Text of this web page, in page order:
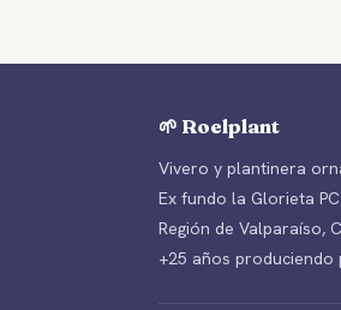
🌱 Roelplant
Vivero y plantinera
Ex fundo la Glorieta
Región de Valparaíso,
+25 años produciendo